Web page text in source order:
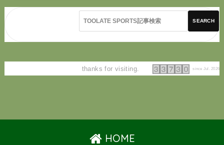
SEARCH
thanks for visiting. since Jul. 2026
HOME